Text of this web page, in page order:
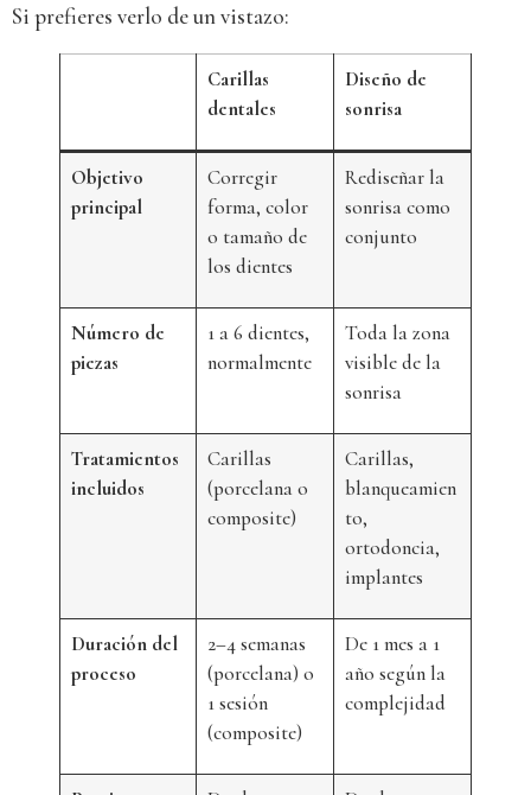
Si prefieres verlo de un vistazo:
Carillas
dentales
Diseño de
sonrisa
Objetivo
principal
Corregir
forma, color
o tamaño de
los dientes
Rediseñar la
sonrisa como
conjunto
Número de
piezas
1 a 6 dientes,
normalmente
Toda la zona
visible de la
sonrisa
Tratamientos
incluidos
Carillas
(porcelana o
composite)
Carillas,
blanqueamien
to,
ortodoncia,
implantes
Duración del
proceso
2–4 semanas
(porcelana) o
1 sesión
(composite)
De 1 mes a 1
año según la
complejidad